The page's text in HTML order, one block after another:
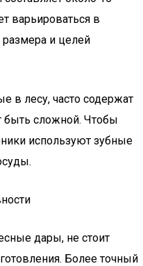
варьироваться в
размера и целей
в лесу, часто содержат
быть сложной. Чтобы
используют зубные
дары, не стоит
Более точный